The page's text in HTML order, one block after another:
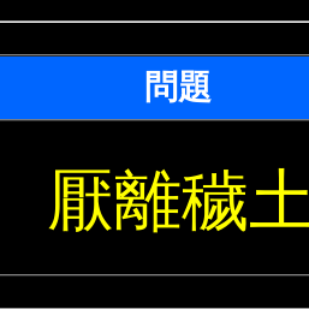
問題
厭離穢土